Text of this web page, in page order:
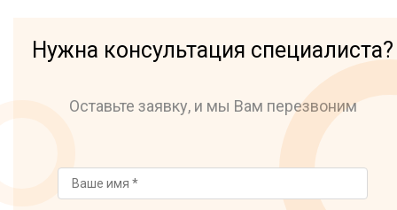
Нужна консультация специалиста?
Оставьте заявку, и мы Вам перезвоним